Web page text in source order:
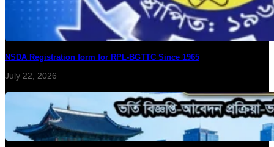
NSDA Registration form for RPL-BGTTC Since 1965
July 22, 2026